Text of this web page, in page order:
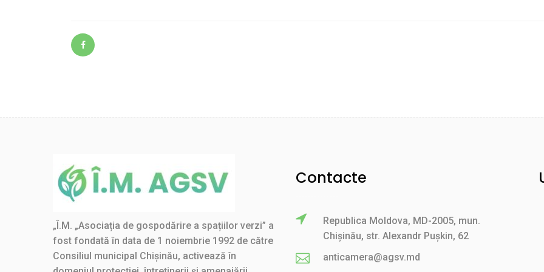
„Î.M. „Asociația de gospodărire a spațiilor verzi” a
fost fondată în data de 1 noiembrie 1992 de către
Consiliul municipal Chișinău, activează în
Contacte
Republica Moldova, MD-2005, mun.
Chișinău, str. Alexandr Pușkin, 62
anticamera@agsv.md